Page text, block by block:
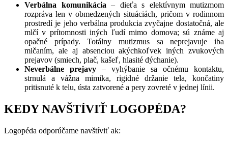
Verbálna komunikácia – dieťa s elektívnym mutizmom
rozpráva len v obmedzených situáciách, pričom v rodinnom
prostredí je jeho verbálna produkcia zvyčajne dostatočná, ale
mlčí v prítomnosti iných ľudí mimo domova; sú známe aj
opačné prípady. Totálny mutizmus sa neprejavuje iba
mlčaním, ale aj absenciou akýchkoľvek iných zvukových
prejavov (smiech, plač, kašeľ, hlasité dýchanie).
Neverbálne prejavy – vyhýbanie sa očnému kontaktu,
strnulá a vážna mimika, rigidné držanie tela, končatiny
pritisnuté k telu, ústa zatvorené a pery zovreté v jednej línii.
KEDY NAVŠTÍVIŤ LOGOPÉDA?
Logopéda odporúčame navštíviť ak: